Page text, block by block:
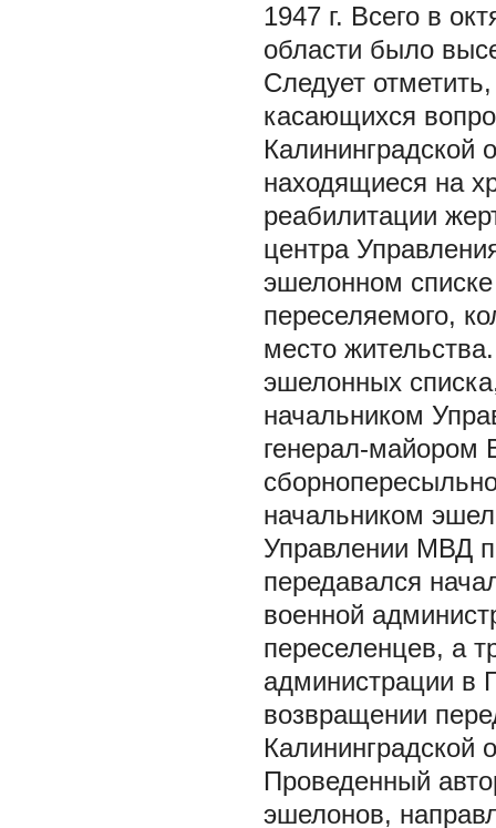
1947 г. Всего в
области было
Следует
касающихся
Калининградской
находящиеся на
реабилитации
центра
эшелонном
переселяемого,
место
эшелонных
начальником
генерал-
начальником
Управлении МВД
передавался
военной
переселенцев, а
администрации в
возвращении
Калининградской
Проведенный
эшелонов,